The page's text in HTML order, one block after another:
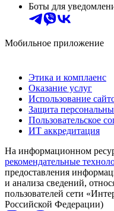
Боты для
Мобильное приложение
Этика и комплаенс
Оказание услуг
Использование
Защита
Пользовательское
ИТ аккредитация
На информационном
рекомендательные
предоставления
и анализа сведений,
пользователей сети
Российской Федерации)